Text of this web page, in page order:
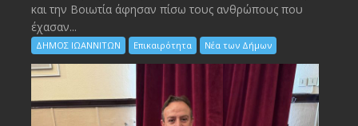
και την Bοιωτία άφησαν πίσω τους ανθρώπους που
έχασαν...
ΔΗΜΟΣ ΙΩΑΝΝΙΤΩΝ Επικαιρότητα Νέα των Δήμων